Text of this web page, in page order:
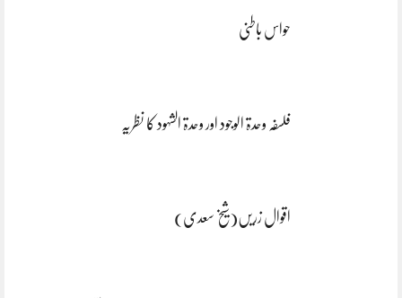
حواس باطنی
فلسفہ وحدۃ الوجود اور وحدۃ الشہود کا نظریہ
اقوال زریں(شیخ سعدی)